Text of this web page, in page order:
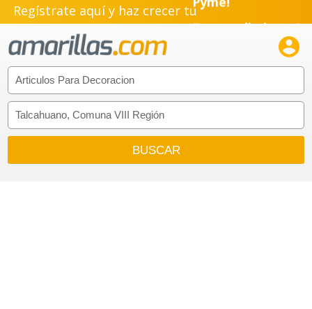
Regístrate aquí y haz crecer tuEmprendimiento!
